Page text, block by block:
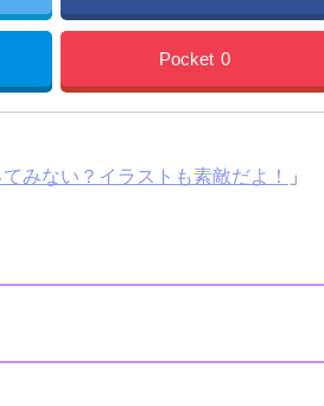
Pocket 0
みない？イラストも素敵だよ！ 」